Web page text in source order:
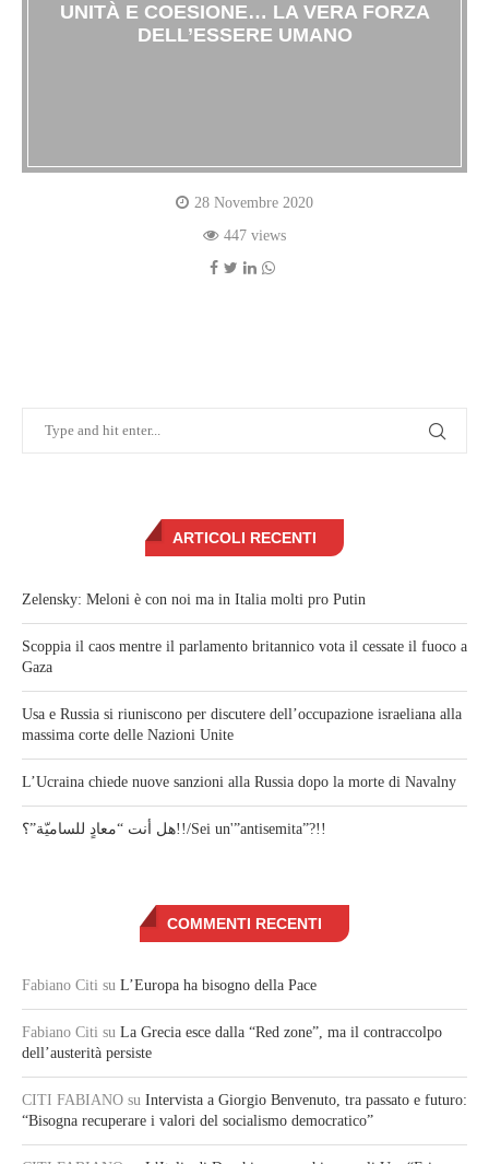
UNITÀ E COESIONE… LA VERA FORZA
DELL’ESSERE UMANO
28 Novembre 2020
447 views
ARTICOLI RECENTI
Zelensky: Meloni è con noi ma in Italia molti pro Putin
Scoppia il caos mentre il parlamento britannico vota il cessate il fuoco a
Gaza
Usa e Russia si riuniscono per discutere dell’occupazione israeliana alla
massima corte delle Nazioni Unite
L’Ucraina chiede nuove sanzioni alla Russia dopo la morte di Navalny
هل أنت “معادٍ للساميّة”؟!!/Sei un'”antisemita”?!!
COMMENTI RECENTI
Fabiano Citi su L’Europa ha bisogno della Pace
Fabiano Citi su La Grecia esce dalla “Red zone”, ma il contraccolpo
dell’austerità persiste
CITI FABIANO su Intervista a Giorgio Benvenuto, tra passato e futuro:
“Bisogna recuperare i valori del socialismo democratico”